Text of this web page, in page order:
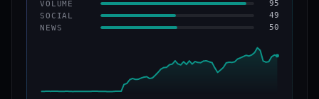
CONFIANCE 67/100
VOLUME 95
SOCIAL 49
NEWS 50